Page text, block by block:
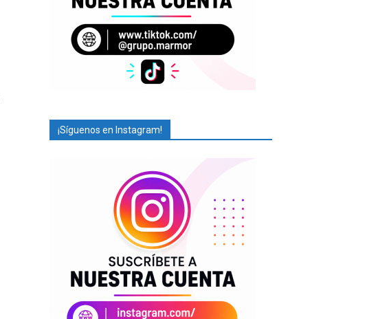
¡Síguenos en Instagram!